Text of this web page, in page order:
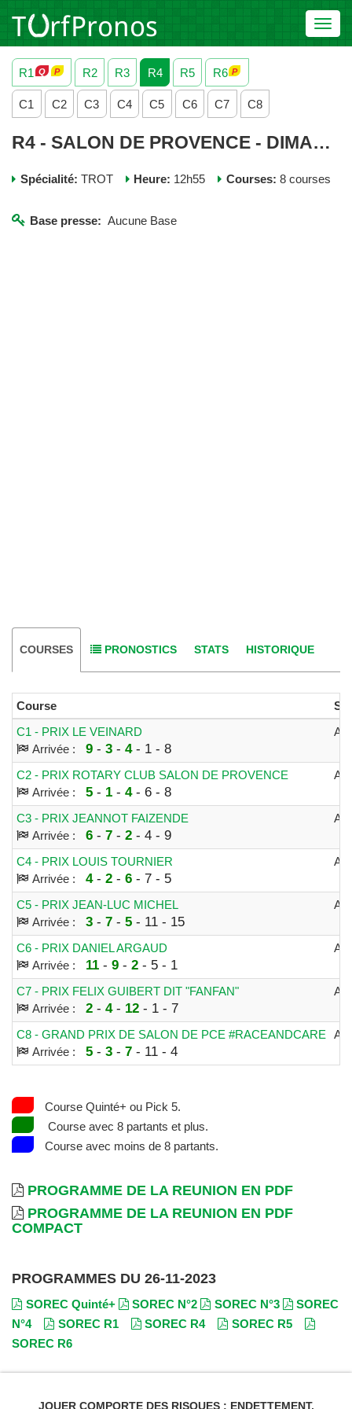
R1
R2 R3 R4 R5 R6
C1 C2 C3 C4 C5 C6 C7 C8
R4 - SALON DE PROVENCE - DIMANCHE 26 NOVEMBRE 2023
Spécialité: TROT Heure: 12h55 Courses: 8 courses
Base presse: Aucune Base
COURSES PRONOSTICS STATS HISTORIQUE
Course
C1 - PRIX LE VEINARD
Arrivée :
9- 3- 4- 1 - 8
C2 - PRIX ROTARY CLUB SALON DE PROVENCE
Arrivée :
5- 1 - 4- 6 - 8
C3 - PRIX JEANNOT FAIZENDE
Arrivée :
6- 7- 2- 4 - 9
C4 - PRIX LOUIS TOURNIER
Arrivée :
4- 2- 6- 7 - 5
C5 - PRIX JEAN-LUC MICHEL
Arrivée :
3- 7- 5- 11 - 15
C6 - PRIX DANIEL ARGAUD
Arrivée :
11 - 9- 2- 5 - 1
C7 - PRIX FELIX GUIBERT DIT "FANFAN"
Arrivée :
2- 4- 12- 1 - 7
C8 - GRAND PRIX DE SALON DE PCE #RACEANDCARE
Arrivée :
5- 3- 7- 11 - 4
Course Quinté+ ou Pick 5.
Course avec 8 partants et plus.
Course avec moins de 8 partants.
PROGRAMME DE LA REUNION EN PDF
PROGRAMME DE LA REUNION EN PDF
COMPACT
PROGRAMMES DU 26-11-2023
SOREC Quinté+ SOREC N°2 SOREC N°3
SOREC
N°4
SOREC R1 SOREC R4
SOREC R5
SOREC R6
JOUER COMPORTE DES RISQUES : ENDETTEMENT,